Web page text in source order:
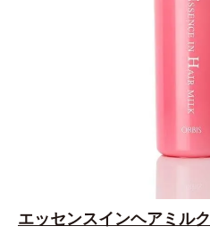
エッセンスインヘアミルク